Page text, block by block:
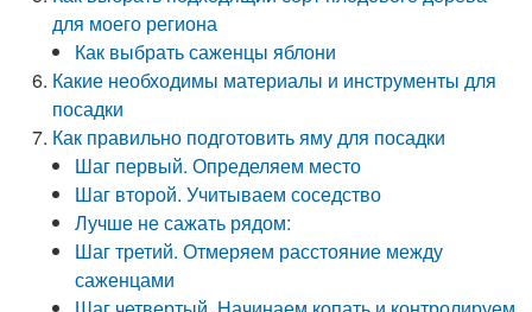
для моего региона
Как выбрать саженцы яблони
Какие необходимы материалы и инструменты для
посадки
Как правильно подготовить яму для посадки
Шаг первый. Определяем место
Шаг второй. Учитываем соседство
Лучше не сажать рядом:
Шаг третий. Отмеряем расстояние между
саженцами